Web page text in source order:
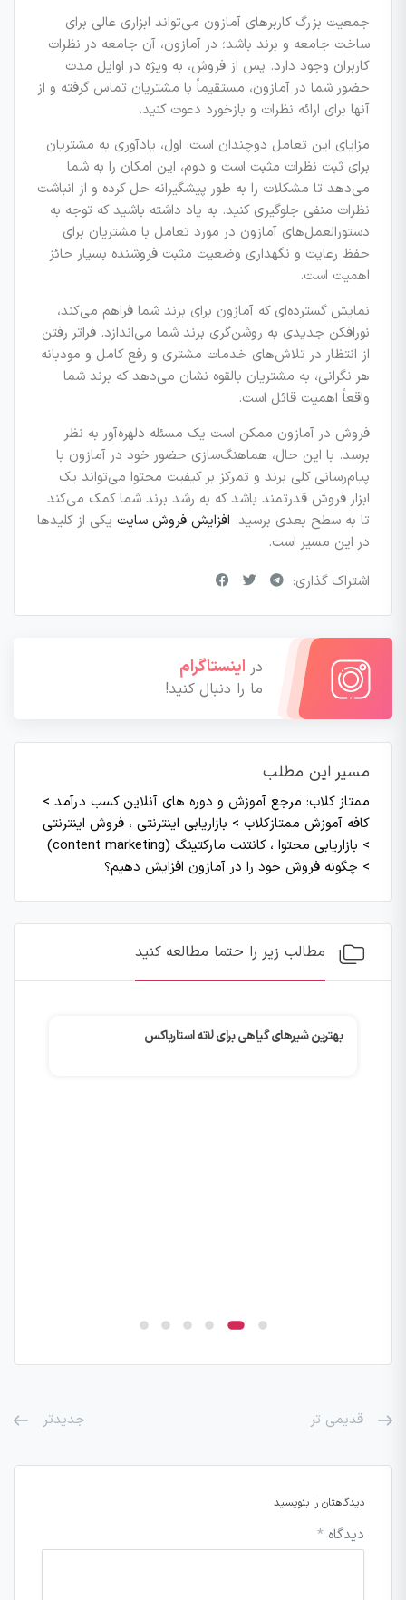
جمعیت بزرگ کاربرهای آمازون می‌تواند ابزاری عالی برای
ساخت جامعه و برند باشد؛ در آمازون، آن جامعه در نظرات
کاربران وجود دارد. پس از فروش، به ویژه در اوایل مدت
حضور شما در آمازون، مستقیماً با مشتریان تماس گرفته و از
آنها برای ارائه نظرات و بازخورد دعوت کنید.
مزایای این تعامل دوچندان است: اول، یادآوری به مشتریان
برای ثبت نظرات مثبت است و دوم، این امکان را به شما
می‌دهد تا مشکلات را به طور پیشگیرانه حل کرده و از انباشت
نظرات منفی جلوگیری کنید. به یاد داشته باشید که توجه به
دستورالعمل‌های آمازون در مورد تعامل با مشتریان برای
حفظ رعایت و نگهداری وضعیت مثبت فروشنده بسیار حائز
اهمیت است.
نمایش گسترده‌ای که آمازون برای برند شما فراهم می‌کند،
نورافکن جدیدی به روشن‌گری برند شما می‌اندازد. فراتر رفتن
از انتظار در تلاش‌های خدمات مشتری و رفع کامل و مودبانه
هر نگرانی، به مشتریان بالقوه نشان می‌دهد که برند شما
واقعاً اهمیت قائل است.
فروش در آمازون ممکن است یک مسئله دلهره‌آور به نظر
برسد. با این حال، هماهنگ‌سازی حضور خود در آمازون با
پیام‌رسانی کلی برند و تمرکز بر کیفیت محتوا می‌تواند یک
ابزار فروش قدرتمند باشد که به رشد برند شما کمک می‌کند
تا به سطح بعدی برسید. افزایش فروش سایت یکی از کلیدها
در این مسیر است.
اشتراک گذاری:
در اینستاگرام
ما را دنبال کنید!
مسیر این مطلب
ممتاز کلاب: مرجع آموزش و دوره های آنلاین کسب درآمد >
کافه آموزش ممتازکلاب > بازاریابی اینترنتی ، فروش اینترنتی
> بازاریابی محتوا ، کانتنت مارکتینگ (content marketing)
> چگونه فروش خود را در آمازون افزایش دهیم؟
مطالب زیر را حتما مطالعه کنید
بهترین شیرهای گیاهی برای لاته استارباکس
قدیمی تر جدیدتر
دیدگاهتان را بنویسید
دیدگاه *